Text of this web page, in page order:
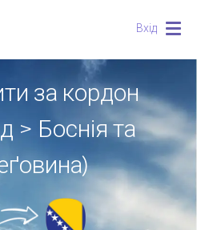
Вхід
за кордон
> Боснія та